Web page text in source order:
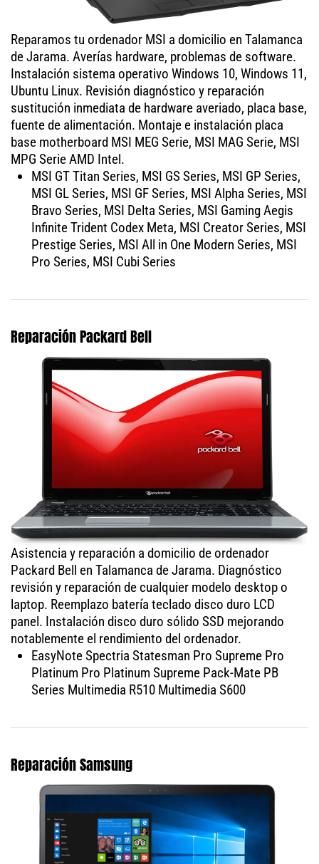
Reparamos tu ordenador MSI a domicilio en Talamanca
de Jarama. Averías hardware, problemas de software.
Instalación sistema operativo Windows 10, Windows 11,
Ubuntu Linux. Revisión diagnóstico y reparación
sustitución inmediata de hardware averiado, placa base,
fuente de alimentación. Montaje e instalación placa
base motherboard MSI MEG Serie, MSI MAG Serie, MSI
MPG Serie AMD Intel.
MSI GT Titan Series, MSI GS Series, MSI GP Series,
MSI GL Series, MSI GF Series, MSI Alpha Series, MSI
Bravo Series, MSI Delta Series, MSI Gaming Aegis
Infinite Trident Codex Meta, MSI Creator Series, MSI
Prestige Series, MSI All in One Modern Series, MSI
Pro Series, MSI Cubi Series
Reparación Packard Bell
Asistencia y reparación a domicilio de ordenador
Packard Bell en Talamanca de Jarama. Diagnóstico
revisión y reparación de cualquier modelo desktop o
laptop. Reemplazo batería teclado disco duro LCD
panel. Instalación disco duro sólido SSD mejorando
notablemente el rendimiento del ordenador.
EasyNote Spectria Statesman Pro Supreme Pro
Platinum Pro Platinum Supreme Pack-Mate PB
Series Multimedia R510 Multimedia S600
Reparación Samsung